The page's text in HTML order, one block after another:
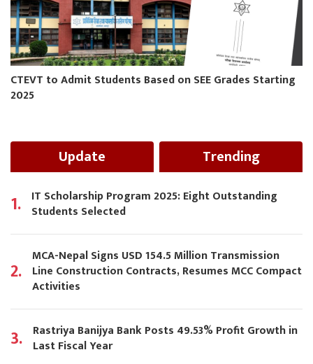
CTEVT to Admit Students Based on SEE Grades Starting
2025
Update Trending
1. IT Scholarship Program 2025: Eight Outstanding
Students Selected
2.
MCA-Nepal Signs USD 154.5 Million Transmission
Line Construction Contracts, Resumes MCC Compact
Activities
3. Rastriya Banijya Bank Posts 49.53% Profit Growth in
Last Fiscal Year